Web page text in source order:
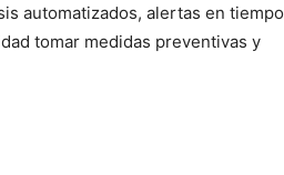
automatizados, alertas en tiempo
tomar medidas preventivas y